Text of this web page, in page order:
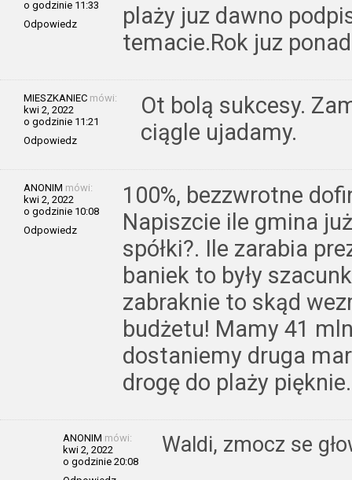
o godzinie 11:33
Odpowiedz
plaży juz dawno
temacie.Rok juz
MIESZKANIEC mówi:
kwi 2, 2022
o godzinie 11:21
Odpowiedz
Ot bolą sukcesy.
ciągle ujadamy.
ANONIM mówi:
kwi 2, 2022
o godzinie 10:08
Odpowiedz
100%, bezzwrotne
Napiszcie ile gmina
spółki?. Ile zarabia
baniek to były
zabraknie to skąd
budżetu! Mamy 41
dostaniemy druga
drogę do plaży
ANONIM mówi:
kwi 2, 2022
o godzinie 20:08
Waldi, zmocz se